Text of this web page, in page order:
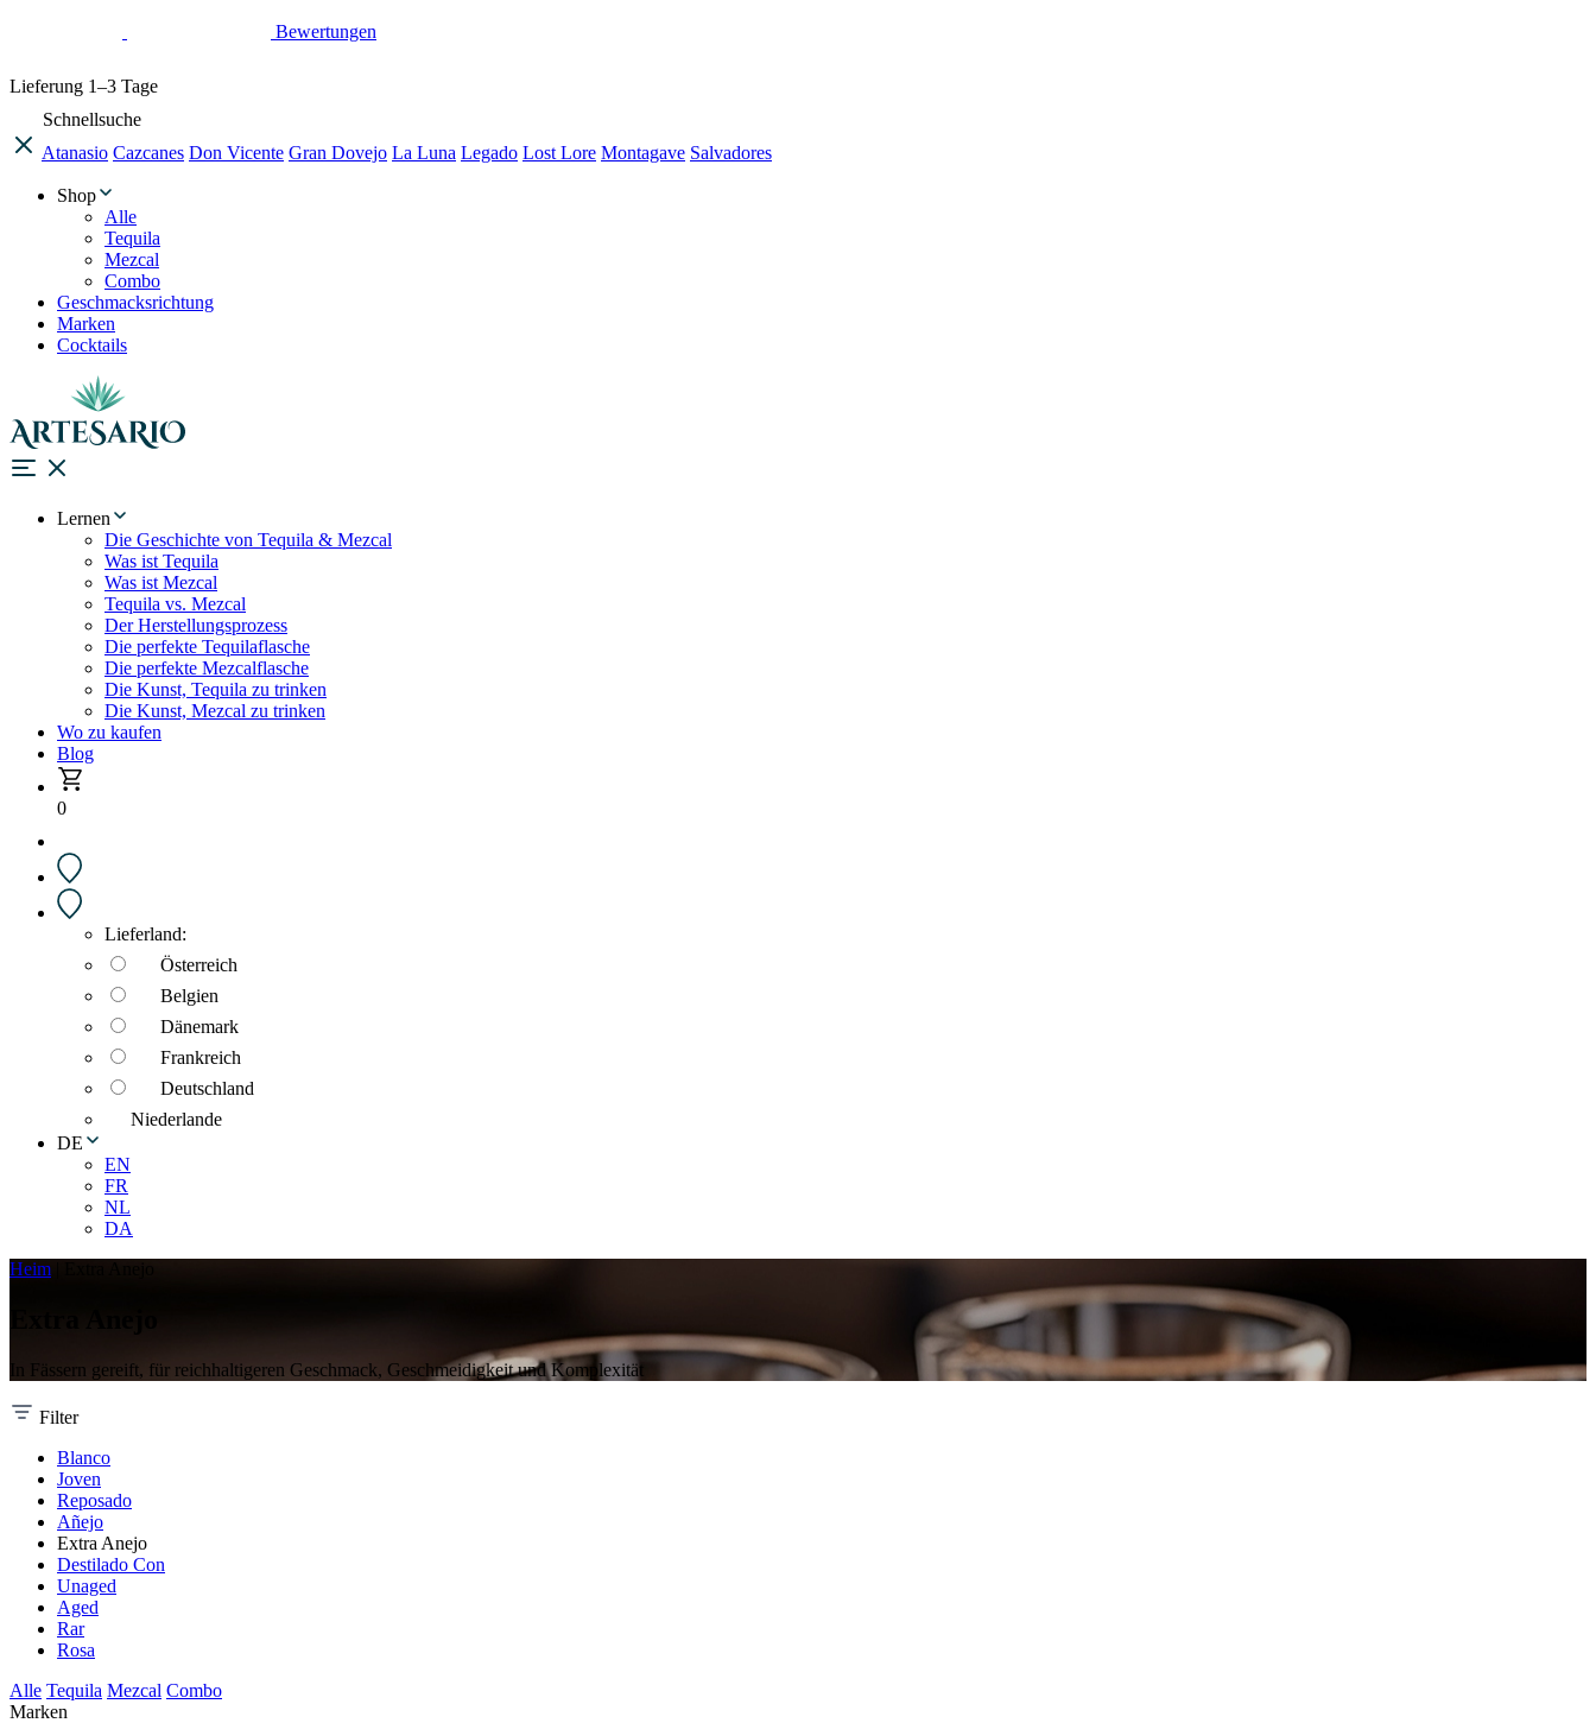
Bewertungen
Lieferung 1–3 Tage
Schnellsuche
Atanasio Cazcanes Don Vicente Gran Dovejo La Luna Legado Lost Lore Montagave Salvadores
Shop
Alle
Tequila
Mezcal
Combo
Geschmacksrichtung
Marken
Cocktails
Lernen
Die Geschichte von Tequila & Mezcal
Was ist Tequila
Was ist Mezcal
Tequila vs. Mezcal
Der Herstellungsprozess
Die perfekte Tequilaflasche
Die perfekte Mezcalflasche
Die Kunst, Tequila zu trinken
Die Kunst, Mezcal zu trinken
Wo zu kaufen
Blog
0
Lieferland:
Österreich
Belgien
Dänemark
Frankreich
Deutschland
Niederlande
DE
EN
FR
NL
DA
Heim
Extra Anejo
In Fässern gereift, für reichhaltigeren Geschmack, Geschmeidigkeit und Komplexität
Filter
Blanco
Joven
Reposado
Añejo
Extra Anejo
Destilado Con
Unaged
Aged
Rar
Rosa
Alle Tequila Mezcal Combo
Marken